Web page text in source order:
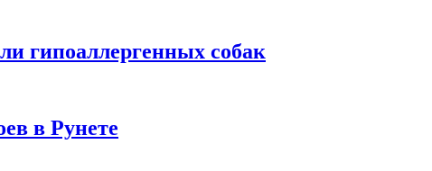
гипоаллергенных собак
в Рунете